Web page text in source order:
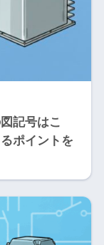
記号はこ
ポイントを